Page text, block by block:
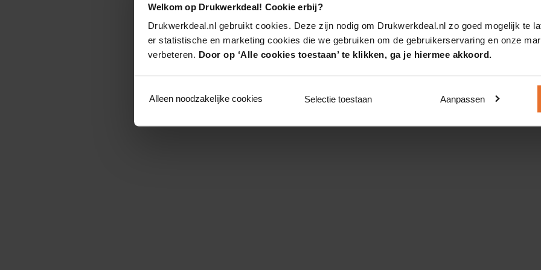
Welkom op Drukwerkdeal! Cookie erbij?
Drukwerkdeal.nl gebruikt cookies. Deze zijn nodig om Drukwerkdeal.nl zo goed mogelijk te
er statistische en marketing cookies die we gebruiken om de gebruikerservaring en onze
verbeteren. Door op ‘Alle cookies toestaan’ te klikken, ga je hiermee akkoord.
Alleen noodzakelijke cookies Selectie toestaan Aanpassen